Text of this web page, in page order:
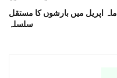
ماہ اپریل میں بارشوں کا مستقل
سلسلہ